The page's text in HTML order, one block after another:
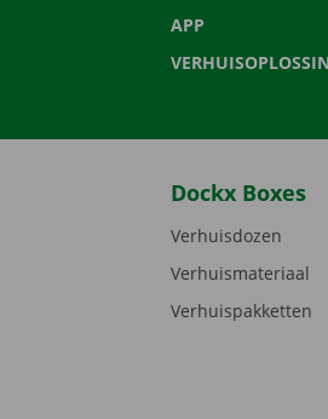
APP
Dockx Boxes
Verhuisdozen
Verhuismateriaal
Verhuispakketten